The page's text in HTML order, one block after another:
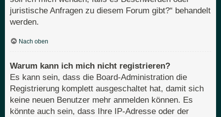
juristische Anfragen zu diesem Forum gibt?“ behandelt
werden.
Nach oben
Warum kann ich mich nicht registrieren?
Es kann sein, dass die Board-Administration die
Registrierung komplett ausgeschaltet hat, damit sich
keine neuen Benutzer mehr anmelden können. Es
könnte auch sein, dass Ihre IP-Adresse oder der